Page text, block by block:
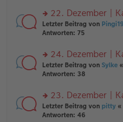
e
n
er
tr
a
g
n
g
el
e
n
er
tr
a
g
rs
te
n
g
el
e
n
er
22. Dezember |
Letzter Beitrag von
Antworten: 75
rs
te
n
g
el
24. Dezember |
Letzter Beitrag von Sylke «
Antworten: 38
rs
te
23. Dezember |
Letzter Beitrag von pitty «
Antworten: 46